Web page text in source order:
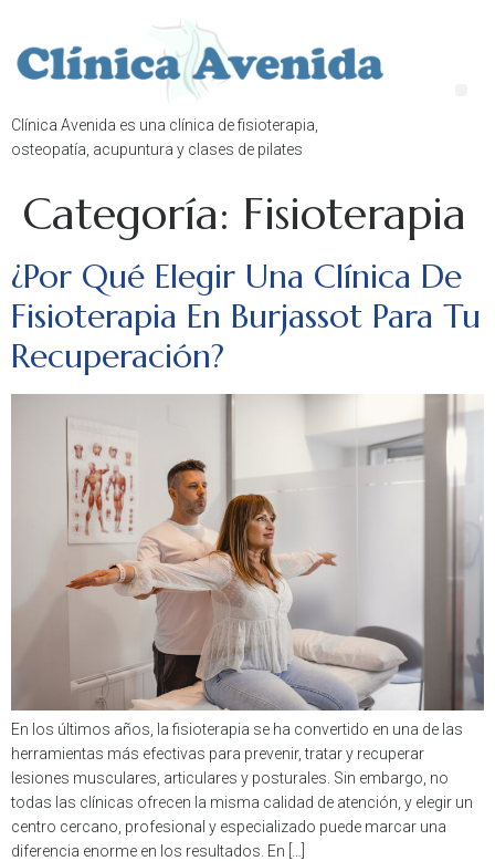
Clínica Avenida es una clínica de fisioterapia,
osteopatía, acupuntura y clases de pilates
Categoría: Fisioterapia
¿Por Qué Elegir Una Clínica De
Fisioterapia En Burjassot Para Tu
Recuperación?
En los últimos años, la fisioterapia se ha convertido en una de las
herramientas más efectivas para prevenir, tratar y recuperar
lesiones musculares, articulares y posturales. Sin embargo, no
todas las clínicas ofrecen la misma calidad de atención, y elegir un
centro cercano, profesional y especializado puede marcar una
diferencia enorme en los resultados. En […]